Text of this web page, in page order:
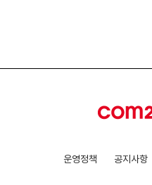
운영정책 공지사항